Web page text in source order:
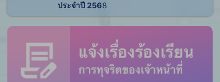
ประจำปี 2568